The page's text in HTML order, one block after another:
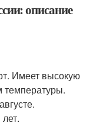
описание
Имеет высокую
температуры.